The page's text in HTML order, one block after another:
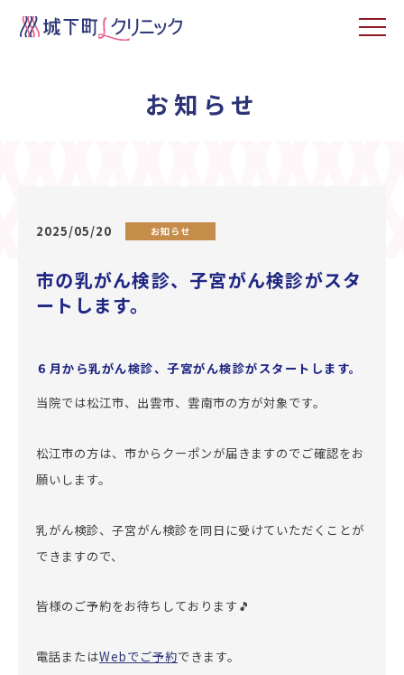
お知らせ
2025/05/20 お知らせ
市の乳がん検診、子宮がん検診がスタ
ートします。
６月から乳がん検診、子宮がん検診がスタートします。
当院では松江市、出雲市、雲南市の方が対象です。
松江市の方は、市からクーポンが届きますのでご確認をお
願いします。
乳がん検診、子宮がん検診を同日に受けていただくことが
できますので、
皆様のご予約をお待ちしております🎵
電話またはWebでご予約できます。